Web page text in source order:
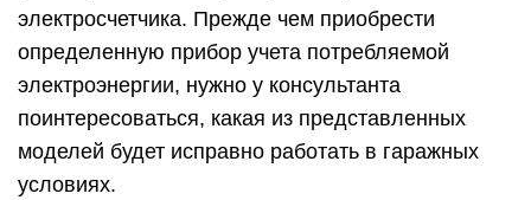
электросчетчика. Прежде чем приобрести
определенную прибор учета потребляемой
электроэнергии, нужно у консультанта
поинтересоваться, какая из представленных
моделей будет исправно работать в гаражных
условиях.